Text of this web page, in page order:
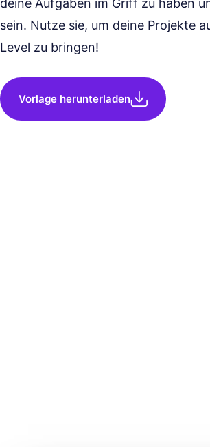
deine Aufgaben im Griff zu haben
sein. Nutze sie, um deine Projekte
Level zu bringen!
Vorlage herunterladen